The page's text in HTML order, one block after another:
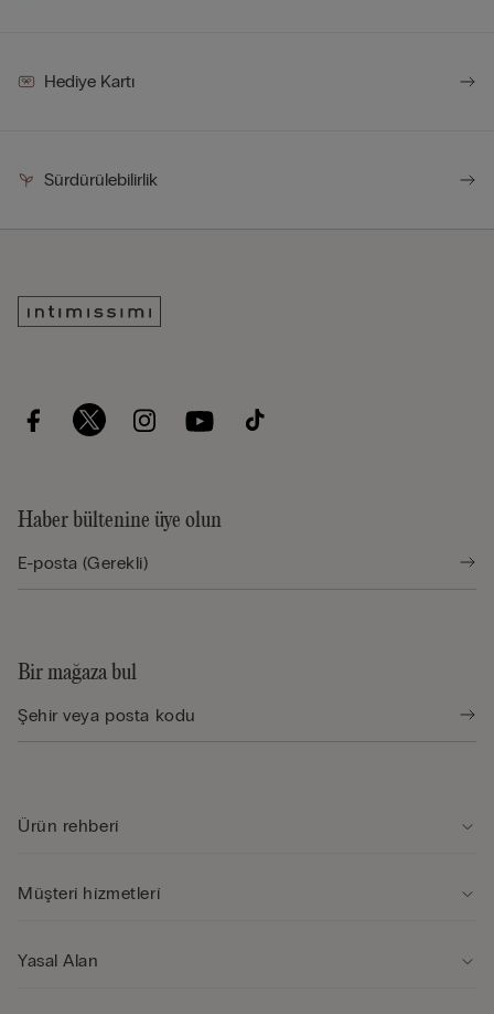
Hediye Kartı
Sürdürülebilirlik
Haber bültenine üye olun
Bir mağaza bul
Ürün rehberi̇
Müşteri̇ hi̇zmetleri̇
Yasal Alan